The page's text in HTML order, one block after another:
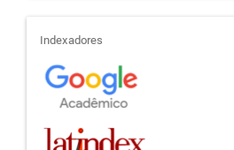
indexadores
Indexadores